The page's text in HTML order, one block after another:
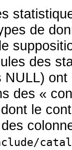
de
des
NULL)
des «
le